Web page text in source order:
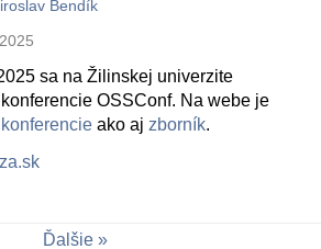
Bendík
sa na Žilinskej univerzite
OSSConf. Na webe je
ako aj zborník.
Ďalšie